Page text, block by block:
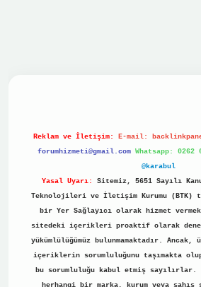
Reklam ve İletişim: E-mail:
forumhizmeti@gmail.com Whatsapp: 0262
@karabul
Yasal Uyarı:
Sitemiz, 5651 Sayılı
Teknolojileri ve İletişim Kurumu (BTK)
bir Yer Sağlayıcı olarak hizmet
sitedeki içerikleri proaktif olarak
yükümlülüğümüz bulunmamaktadır.
içeriklerin sorumluluğunu taşımakta
bu sorumluluğu kabul etmiş